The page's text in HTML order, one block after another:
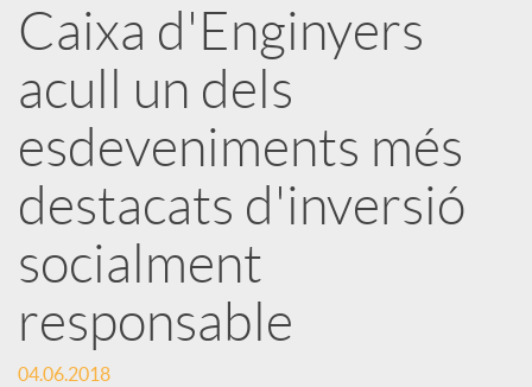
r
x
e
s
S
Caixa d'Enginyers
acull un dels
esdeveniments més
destacats d'inversió
socialment
responsable
04.06.2018